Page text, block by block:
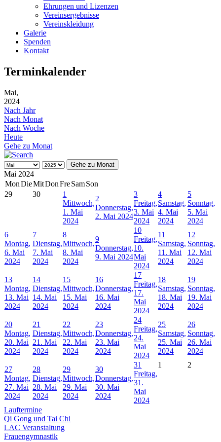
Ehrungen und Lizenzen
Vereinsergebnisse
Vereinskleidung
Galerie
Spenden
Kontakt
Terminkalender
Mai,
2024
Nach Jahr
Nach Monat
Nach Woche
Heute
Gehe zu Monat
Gehe zu Monat
Mai 2024
MonDieMitDonFreSamSon
29
30
1
Mittwoch,
1. Mai
2024
2
Donnerstag,
2. Mai 2024
3
Freitag,
3. Mai
2024
4
Samstag,
4. Mai
2024
5
Sonntag,
5. Mai
2024
6
Montag,
6. Mai
2024
7
Dienstag,
7. Mai
2024
8
Mittwoch,
8. Mai
2024
9
Donnerstag,
9. Mai 2024
10
Freitag,
10.
Mai
2024
11
Samstag,
11. Mai
2024
12
Sonntag,
12. Mai
2024
13
Montag,
13. Mai
2024
14
Dienstag,
14. Mai
2024
15
Mittwoch,
15. Mai
2024
16
Donnerstag,
16. Mai
2024
17
Freitag,
17.
Mai
2024
18
Samstag,
18. Mai
2024
19
Sonntag,
19. Mai
2024
20
Montag,
20. Mai
2024
21
Dienstag,
21. Mai
2024
22
Mittwoch,
22. Mai
2024
23
Donnerstag,
23. Mai
2024
24
Freitag,
24.
Mai
2024
25
Samstag,
25. Mai
2024
26
Sonntag,
26. Mai
2024
27
Montag,
27. Mai
2024
28
Dienstag,
28. Mai
2024
29
Mittwoch,
29. Mai
2024
30
Donnerstag,
30. Mai
2024
31
Freitag,
31.
Mai
2024
1 2
Lauftermine
Qi Gong und Tai Chi
LAC Veranstaltung
Frauengymnastik